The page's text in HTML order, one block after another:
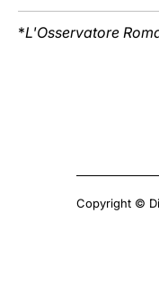
*L'Osservatore
Copyright ©